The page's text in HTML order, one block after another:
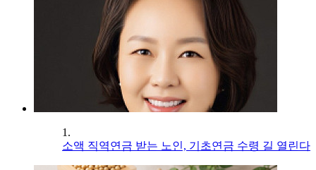
1.
소액 직역연금 받는 노인, 기초연금 수령 길 열린다